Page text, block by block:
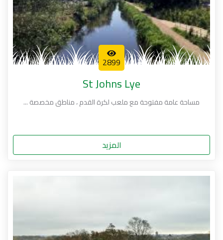
2899
St Johns Lye
مساحة عامة مفتوحة مع ملعب لكرة القدم ، مناطق مخصصة ...
المزيد